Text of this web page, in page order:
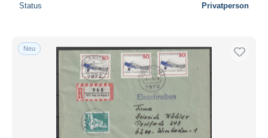
Status Privatperson
Neu